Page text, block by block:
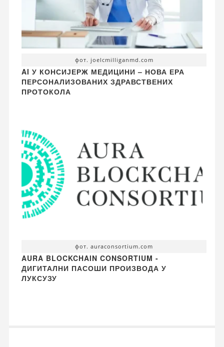
фот. joelcmilliganmd.com
AI У КОНСИЈЕРЖ МЕДИЦИНИ – НОВА ЕРА
ПЕРСОНАЛИЗОВАНИХ ЗДРАВСТВЕНИХ
ПРОТОКОЛА
фот. auraconsortium.com
AURA BLOCKCHAIN CONSORTIUM -
ДИГИТАЛНИ ПАСОШИ ПРОИЗВОДА У
ЛУКСУЗУ